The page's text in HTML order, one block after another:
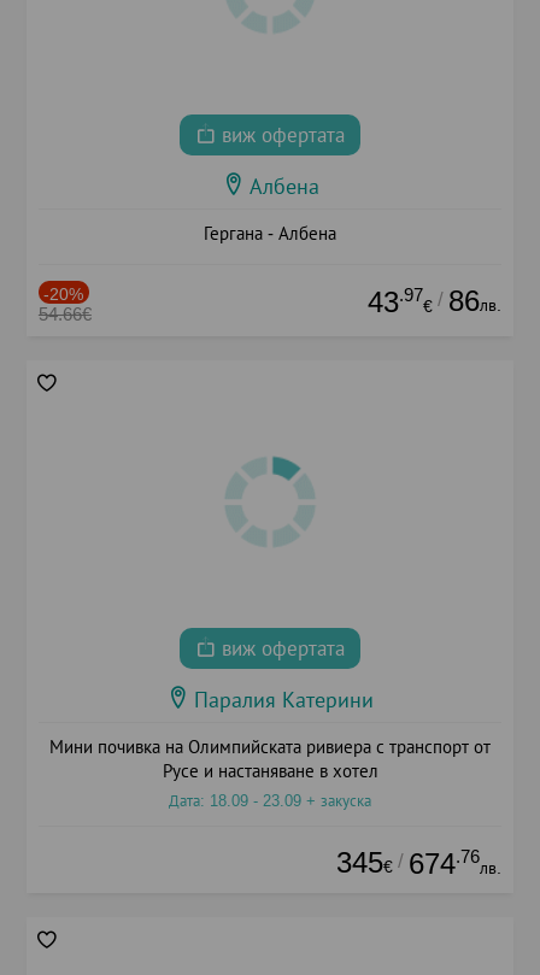
виж офертата
Албена
Гергана - Албена
-20%
54.66€ 43.97
€ / 86лв.
виж офертата
Паралия Катерини
Мини почивка на Олимпийската ривиера с транспорт от
Русе и настаняване в хотел
Дата: 18.09 - 23.09 + закуска
345€ / 674.76
лв.